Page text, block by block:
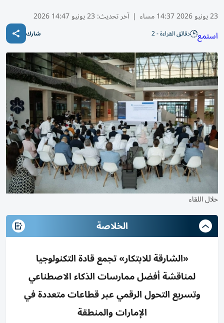
23 يونيو 2026 14:37 مساء | آخر تحديث: 23 يونيو 14:47 2026
استمع دقائق القراءة - 2 شارك
خلال اللقاء
الخلاصة
«الشارقة للابتكار» تجمع قادة التكنولوجيا
لمناقشة أفضل ممارسات الذكاء الاصطناعي
وتسريع التحول الرقمي عبر قطاعات متعددة في
الإمارات والمنطقة